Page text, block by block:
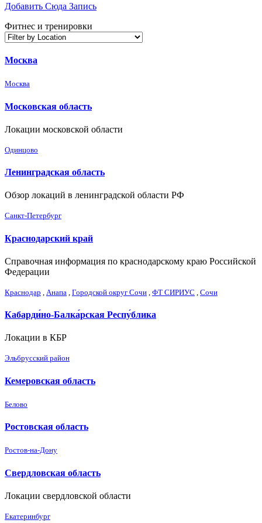
Добавить Сюда Запись
Фитнес и тренировки
Москва
Москва
Московская область
Локации московской области
Одинцово
Ленинградская область
Обзор локаций в ленинградской области РФ
Санкт-Петербург
Краснодарский край
Справочная информация по краснодарскому краю Российской
Федерации
Краснодар Анапа Городской округ Сочи ФТ СИРИУС Сочи
Кабарди́но-Балка́рская Респу́блика
Локации в КБР
Эльбрусский район
Кемеровская область
Белово
Ростовская область
Ростов-на-Дону
Свердловская область
Локации свердловской области
Екатеринбург